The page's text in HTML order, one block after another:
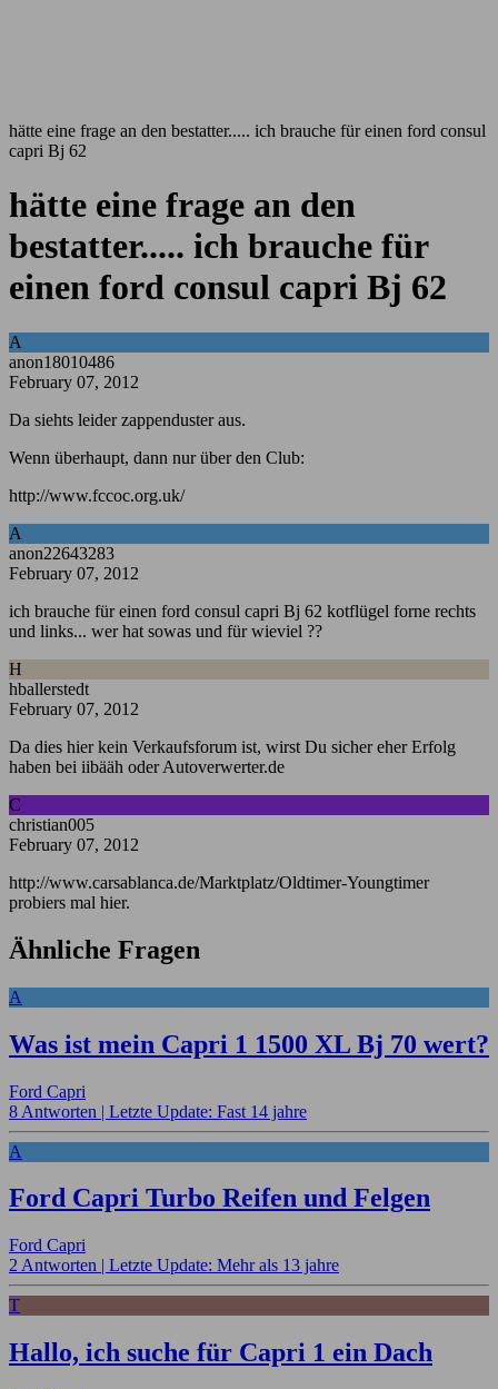
hätte eine frage an den bestatter..... ich brauche für einen ford consul
capri Bj 62
hätte eine frage an den
bestatter..... ich brauche für
einen ford consul capri Bj 62
A
anon18010486
February 07, 2012
Da siehts leider zappenduster aus.
Wenn überhaupt, dann nur über den Club:
http://www.fccoc.org.uk/
A
anon22643283
February 07, 2012
ich brauche für einen ford consul capri Bj 62 kotflügel forne rechts
und links... wer hat sowas und für wieviel ??
H
hballerstedt
February 07, 2012
Da dies hier kein Verkaufsforum ist, wirst Du sicher eher Erfolg
haben bei iibääh oder Autoverwerter.de
C
christian005
February 07, 2012
http://www.carsablanca.de/Marktplatz/Oldtimer-Youngtimer
probiers mal hier.
Ähnliche Fragen
A
Was ist mein Capri 1 1500 XL Bj 70 wert?
Ford Capri
8 Antworten | Letzte Update: Fast 14 jahre
A
Ford Capri Turbo Reifen und Felgen
Ford Capri
2 Antworten | Letzte Update: Mehr als 13 jahre
T
Hallo, ich suche für Capri 1 ein Dach